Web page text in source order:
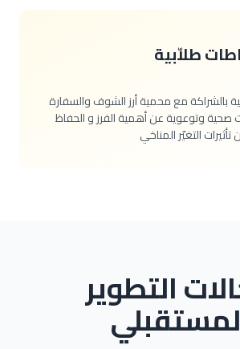
طلاّبية
بالشراكة مع محمية أرز الشوف والسفارة
صحية وتوعوية عن أهمية الفرز و الحفاظ
التغيّر المناخي
التطوير